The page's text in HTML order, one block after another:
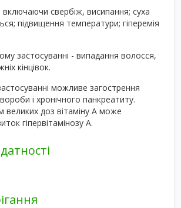
включаючи свербіж, висипання; суха
підвищення температури; гіперемія
застосуванні - випадання волосся,
кінцівок.
можливе загострення
і хронічного панкреатиту.
великих доз вітаміну А може
гіпервітамінозу А.